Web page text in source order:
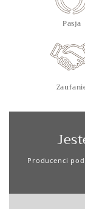
Pasja
Producenci